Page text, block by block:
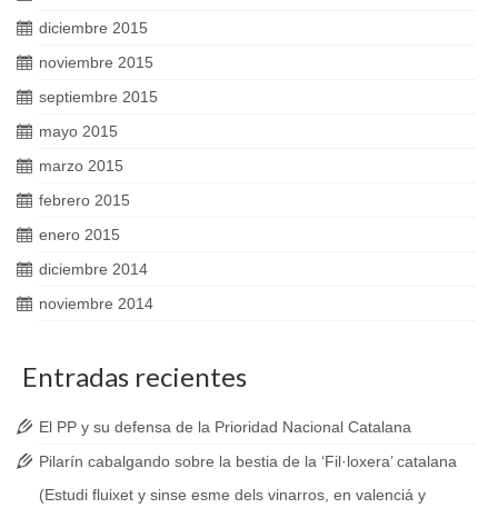
diciembre 2015
noviembre 2015
septiembre 2015
mayo 2015
marzo 2015
febrero 2015
enero 2015
diciembre 2014
noviembre 2014
Entradas recientes
El PP y su defensa de la Prioridad Nacional Catalana
Pilarín cabalgando sobre la bestia de la ‘Fil·loxera’ catalana
(Estudi fluixet y sinse esme dels vinarros, en valenciá y